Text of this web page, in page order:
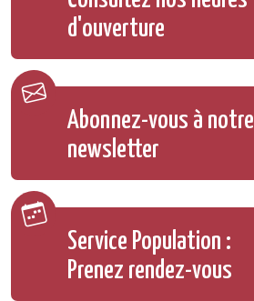
d'ouverture
Abonnez-vous à notre
newsletter
Service Population :
Prenez rendez-vous